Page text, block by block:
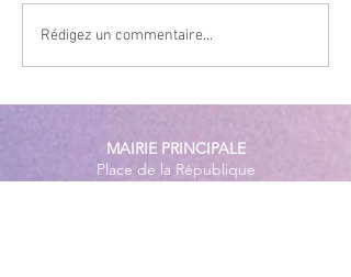
Qualité des eaux de
baignade : des résultats
des plages
Rédigez un commentaire...
MAIRIE PRINCIPALE
Place de la République